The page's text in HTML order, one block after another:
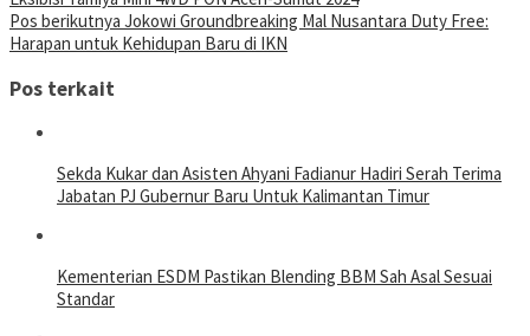
pos
Pos berikutnya Jokowi Groundbreaking Mal Nusantara Duty Free:
Harapan untuk Kehidupan Baru di IKN
Pos terkait
Sekda Kukar dan Asisten Ahyani Fadianur Hadiri Serah Terima
Jabatan PJ Gubernur Baru Untuk Kalimantan Timur
Kementerian ESDM Pastikan Blending BBM Sah Asal Sesuai
Standar